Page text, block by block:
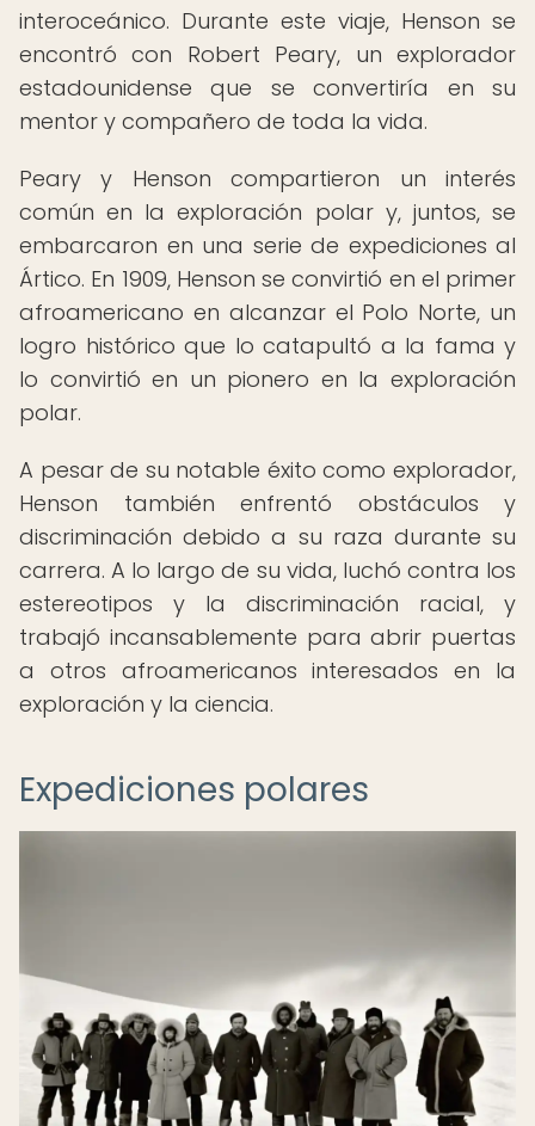
interoceánico. Durante este viaje, Henson se
encontró con Robert Peary, un explorador
estadounidense que se convertiría en su
mentor y compañero de toda la vida.
Peary y Henson compartieron un interés
común en la exploración polar y, juntos, se
embarcaron en una serie de expediciones al
Ártico. En 1909, Henson se convirtió en el primer
afroamericano en alcanzar el Polo Norte, un
logro histórico que lo catapultó a la fama y
lo convirtió en un pionero en la exploración
polar.
A pesar de su notable éxito como explorador,
Henson también enfrentó obstáculos y
discriminación debido a su raza durante su
carrera. A lo largo de su vida, luchó contra los
estereotipos y la discriminación racial, y
trabajó incansablemente para abrir puertas
a otros afroamericanos interesados en la
exploración y la ciencia.
Expediciones polares